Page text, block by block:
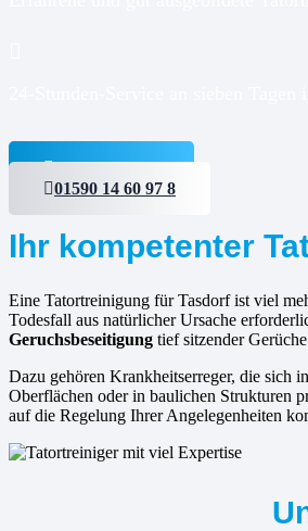
Jetzt anfragen
01590 14 60 97 8
Ihr kompetenter
Eine Tatortreinigung für Tasdorf ist viel
Todesfall aus natürlicher Ursache
Geruchsbeseitigung tief sitzender
Dazu gehören Krankheitserreger, die sich
Oberflächen oder in baulichen Strukturen
auf die Regelung Ihrer Angelegenheiten